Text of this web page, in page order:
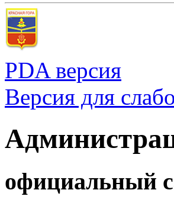
PDA версия
Версия для
официальный